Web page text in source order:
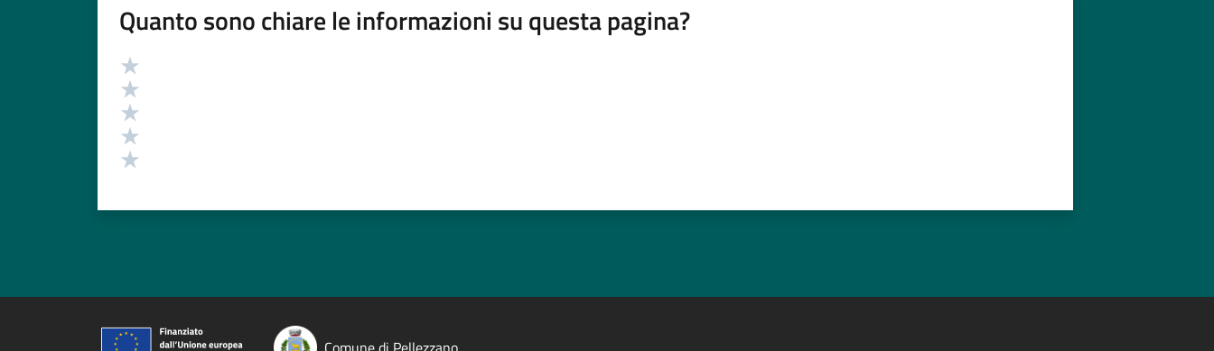
Quanto sono chiare le informazioni su questa pagina?
Valutazione